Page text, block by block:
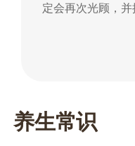
定会再次光顾，并
养生常识